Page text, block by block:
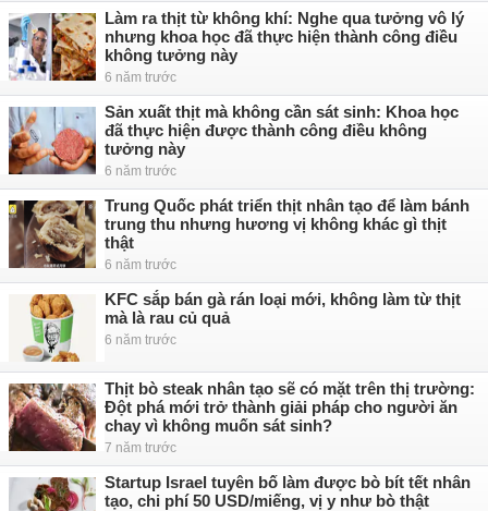
Làm ra thịt từ không khí: Nghe qua tưởng vô lý
nhưng khoa học đã thực hiện thành công điều
không tưởng này
6 năm trước
Sản xuất thịt mà không cần sát sinh: Khoa học
đã thực hiện được thành công điều không
tưởng này
6 năm trước
Trung Quốc phát triển thịt nhân tạo để làm bánh
trung thu nhưng hương vị không khác gì thịt
thật
6 năm trước
KFC sắp bán gà rán loại mới, không làm từ thịt
mà là rau củ quả
6 năm trước
Thịt bò steak nhân tạo sẽ có mặt trên thị trường:
Đột phá mới trở thành giải pháp cho người ăn
chay vì không muốn sát sinh?
7 năm trước
Startup Israel tuyên bố làm được bò bít tết nhân
tạo, chi phí 50 USD/miếng, vị y như bò thật